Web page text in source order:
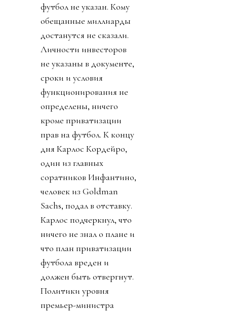
футбол не указан. Кому
обещанные миллиарды
достанутся не сказали.
Личности инвесторов
не указаны в документе,
сроки и условия
функционирования не
определены, ничего
кроме приватизации
прав на футбол. К концу
дня Карлос Кордейро,
один из главных
соратников Инфантино,
человек из Goldman
Sachs, подал в отставку.
Карлос подчеркнул, что
ничего не знал о плане и
что план приватизации
футбола вреден и
должен быть отвергнут.
Политики уровня
премьер-министра